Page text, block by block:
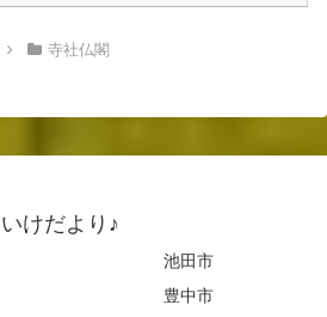
寺社仏閣
いけだより♪
池田市
豊中市